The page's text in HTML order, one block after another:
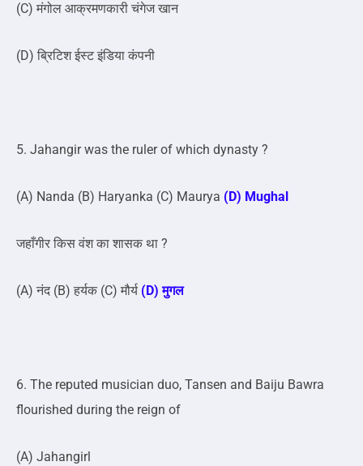
(C) मंगोल आक्रमणकारी चंगेज खान
(D) ब्रिटिश ईस्ट इंडिया कंपनी
5. Jahangir was the ruler of which dynasty ?
(A) Nanda (B) Haryanka (C) Maurya (D) Mughal
जहाँगीर किस वंश का शासक था ?
(A) नंद (B) हर्यक (C) मौर्य (D) मुगल
6. The reputed musician duo, Tansen and Baiju Bawra
flourished during the reign of
(A) Jahangirl